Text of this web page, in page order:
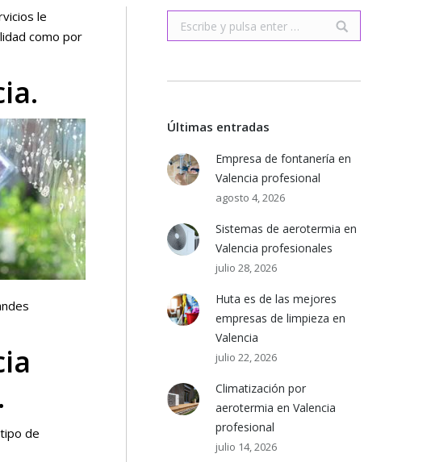
le
como por
de
Buscar:
Últimas entradas
Empresa de fontanería en
Valencia profesional
agosto 4, 2026
Sistemas de aerotermia en
Valencia profesionales
julio 28, 2026
Huta es de las mejores
empresas de limpieza en
Valencia
julio 22, 2026
Climatización por
aerotermia en Valencia
profesional
julio 14, 2026